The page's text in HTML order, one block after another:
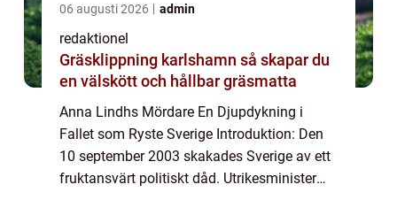
06 augusti 2026 admin
redaktionel
Gräsklippning karlshamn så skapar du
en välskött och hållbar gräsmatta
Anna Lindhs Mördare En Djupdykning i
Fallet som Ryste Sverige Introduktion: Den
10 september 2003 skakades Sverige av ett
fruktansvärt politiskt dåd. Utrikesminister